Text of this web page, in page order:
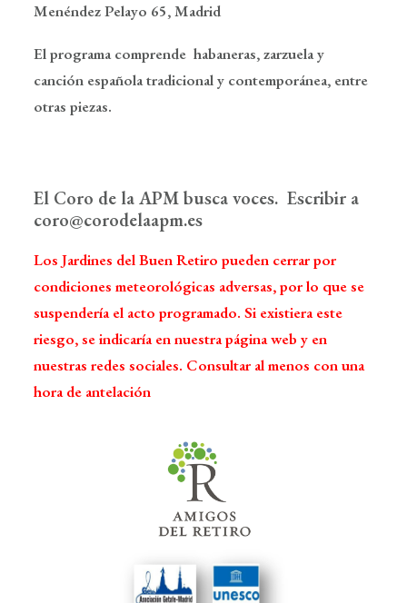
Menéndez Pelayo 65, Madrid
El programa comprende habaneras, zarzuela y
canción española tradicional y contemporánea, entre
otras piezas.
El Coro de la APM busca voces. Escribir a
coro@corodelaapm.es
Los Jardines del Buen Retiro pueden cerrar por
condiciones meteorológicas adversas, por lo que se
suspendería el acto programado. Si existiera este
riesgo, se indicaría en nuestra página web y en
nuestras redes sociales. Consultar al menos con una
hora de antelación